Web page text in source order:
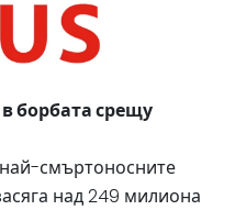
борбата срещу
смъртоносните
над 249 милиона